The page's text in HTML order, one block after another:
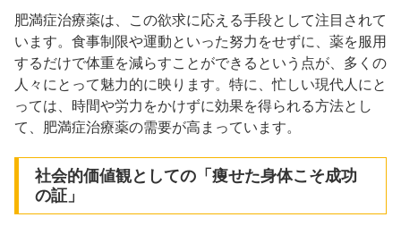
肥満症治療薬は、この欲求に応える手段として注目されて
います。​食事制限や運動といった努力をせずに、薬を服用
するだけで体重を減らすことができるという点が、多くの
人々にとって魅力的に映ります。​特に、忙しい現代人にと
っては、時間や労力をかけずに効果を得られる方法とし
て、肥満症治療薬の需要が高まっています。​
社会的価値観としての「痩せた身体こそ成功
の証」​